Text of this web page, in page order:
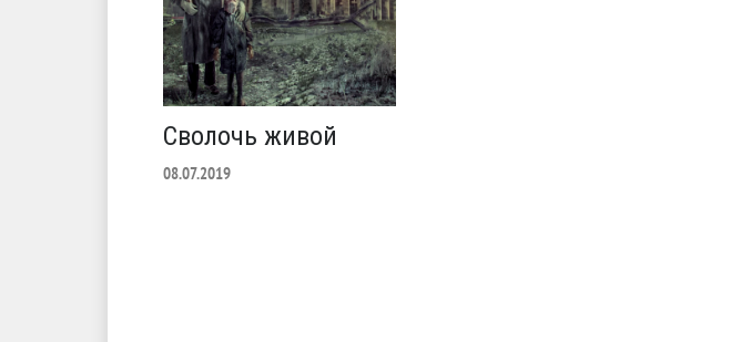
Сволочь живой
08.07.2019